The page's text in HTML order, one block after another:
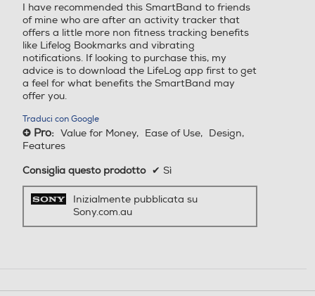
I have recommended this SmartBand to friends
of mine who are after an activity tracker that
offers a little more non fitness tracking benefits
like Lifelog Bookmarks and vibrating
notifications. If looking to purchase this, my
advice is to download the LifeLog app first to get
a feel for what benefits the SmartBand may
offer you.
Traduci con Google
+ Pro: Value for Money, Ease of Use, Design,
Features
Consiglia questo prodotto ✔ Sì
Inizialmente pubblicata su
Sony.com.au